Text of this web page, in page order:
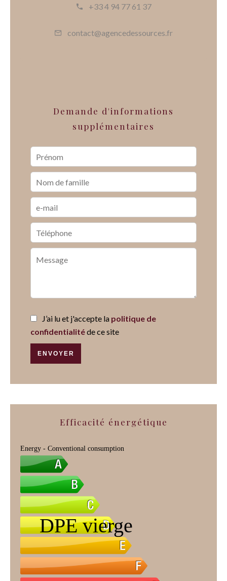
+33 4 94 77 61 37
contact@agencedessources.fr
Demande d'informations
supplémentaires
J’ai lu et j'accepte la politique de
confidentialitéde ce site
ENVOYER
Efficacité énergétique